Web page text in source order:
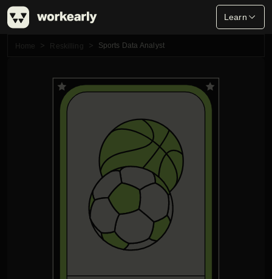
Learn
Home Reskilling Sports Data Analyst